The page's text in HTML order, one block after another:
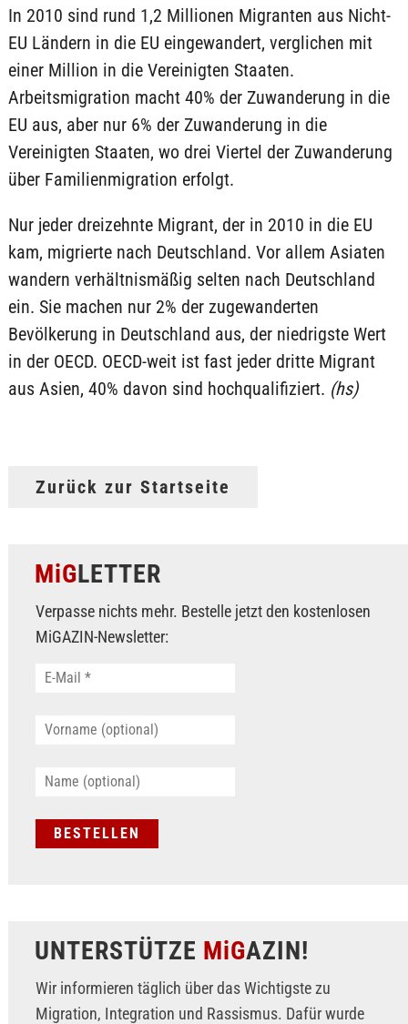
In 2010 sind rund 1,2 Millionen Migranten aus Nicht-
EU Ländern in die EU eingewandert, verglichen mit
einer Million in die Vereinigten Staaten.
Arbeitsmigration macht 40% der Zuwanderung in die
EU aus, aber nur 6% der Zuwanderung in die
Vereinigten Staaten, wo drei Viertel der Zuwanderung
über Familienmigration erfolgt.
Nur jeder dreizehnte Migrant, der in 2010 in die EU
kam, migrierte nach Deutschland. Vor allem Asiaten
wandern verhältnismäßig selten nach Deutschland
ein. Sie machen nur 2% der zugewanderten
Bevölkerung in Deutschland aus, der niedrigste Wert
in der OECD. OECD-weit ist fast jeder dritte Migrant
aus Asien, 40% davon sind hochqualifiziert. (hs)
Zurück zur Startseite
MiGLETTER
Verpasse nichts mehr. Bestelle jetzt den kostenlosen
MiGAZIN-Newsletter:
UNTERSTÜTZE MiGAZIN!
Wir informieren täglich über das Wichtigste zu
Migration, Integration und Rassismus. Dafür wurde